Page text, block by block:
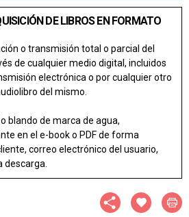
DE LIBROS EN FORMATO
o transmisión total o parcial del
de cualquier medio digital, incluidos
electrónica o por cualquier otro
del mismo.
blando de marca de agua,
en el e-book o PDF de forma
correo electrónico del usuario,
descarga.